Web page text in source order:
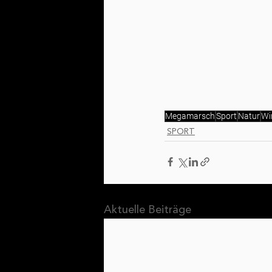
MegamarschSport Natur
SPORT
Aktuelle Beiträge